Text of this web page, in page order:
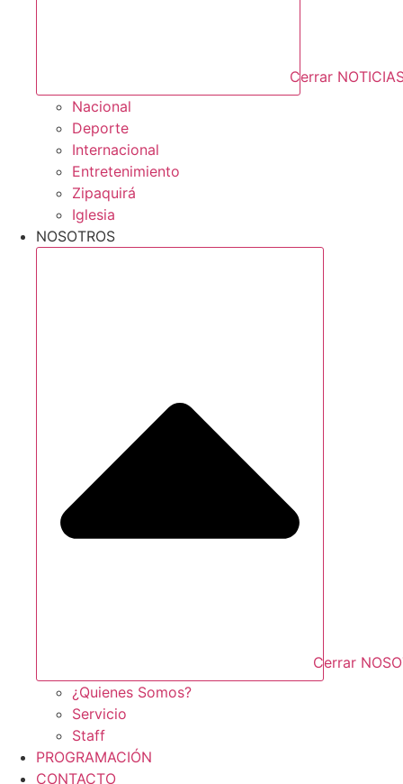
Cerrar
Nacional
Deporte
Internacional
Entretenimiento
Zipaquirá
Iglesia
NOSOTROS
Cerrar
¿Quienes Somos?
Servicio
Staff
PROGRAMACIÓN
CONTACTO